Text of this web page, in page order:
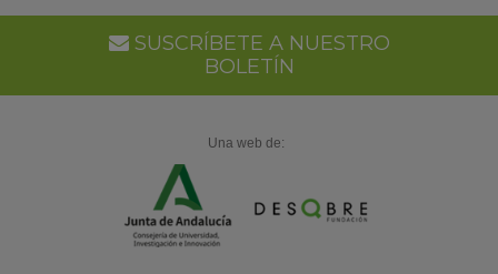
SUSCRÍBETE A NUESTRO
BOLETÍN
Una web de: